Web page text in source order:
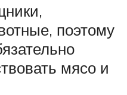
поэтому
мясо и